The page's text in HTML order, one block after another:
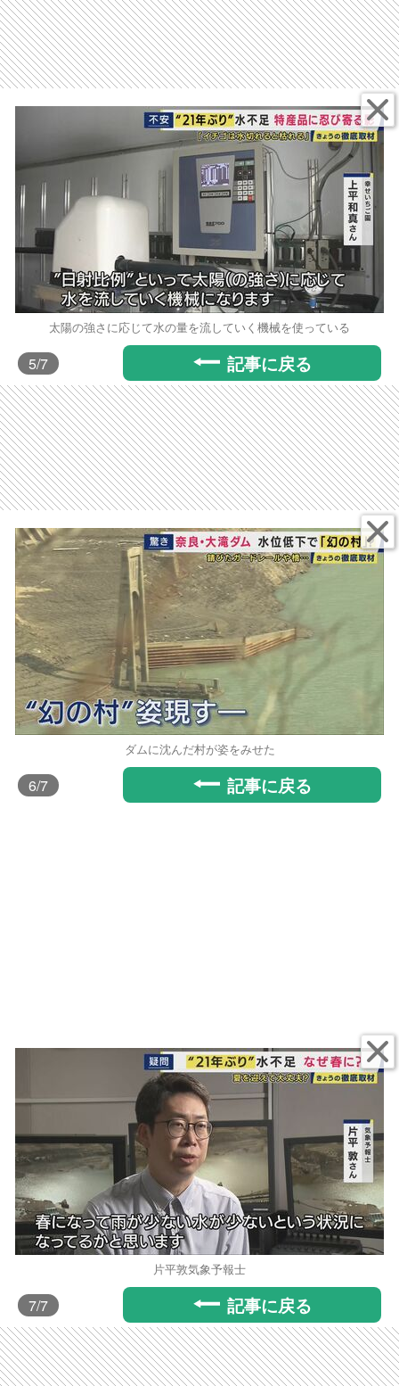
太陽の強さに応じて水の量を流していく機械を使っている
5/7 記事に戻る
ダムに沈んだ村が姿をみせた
6/7 記事に戻る
片平敦気象予報士
7/7 記事に戻る